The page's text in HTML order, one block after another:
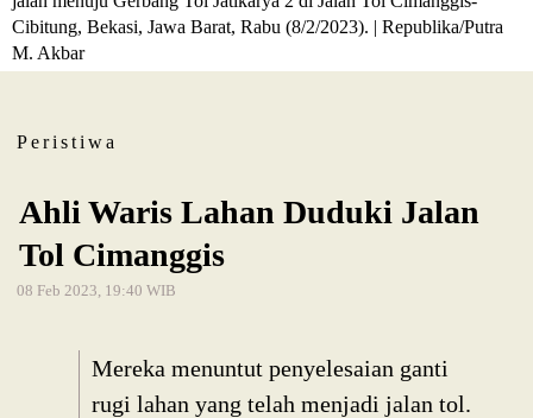
Cibitung, Bekasi, Jawa Barat, Rabu (8/2/2023). | Republika/Putra
M. Akbar
Peristiwa
Ahli Waris Lahan Duduki Jalan
Tol Cimanggis
08 Feb 2023, 19:40 WIB
Mereka menuntut penyelesaian ganti
rugi lahan yang telah menjadi jalan tol.